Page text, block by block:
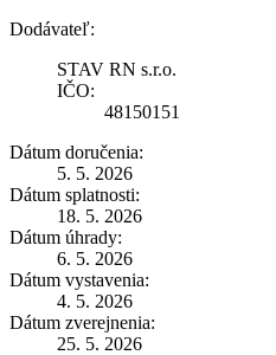
Dodávateľ:
STAV RN s.r.o.
IČO:
48150151
Dátum doručenia:
5. 5. 2026
Dátum splatnosti:
18. 5. 2026
Dátum úhrady:
6. 5. 2026
Dátum vystavenia:
4. 5. 2026
Dátum zverejnenia:
25. 5. 2026